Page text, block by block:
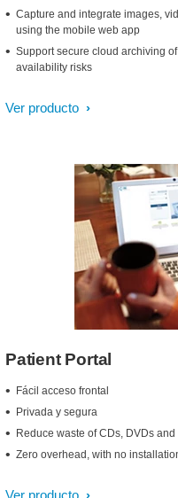
Capture and integrate images,
using the mobile web app
Support secure cloud archiving
availability risks
Ver producto
Patient Portal
Fácil acceso frontal
Privada y segura
Reduce waste of CDs, DVDs and
Zero overhead, with no
Ver producto